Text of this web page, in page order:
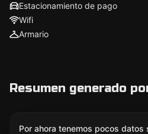
Estacionamiento de pago
Wifi
Armario
Resumen generado
Por ahora tenemos pocos datos